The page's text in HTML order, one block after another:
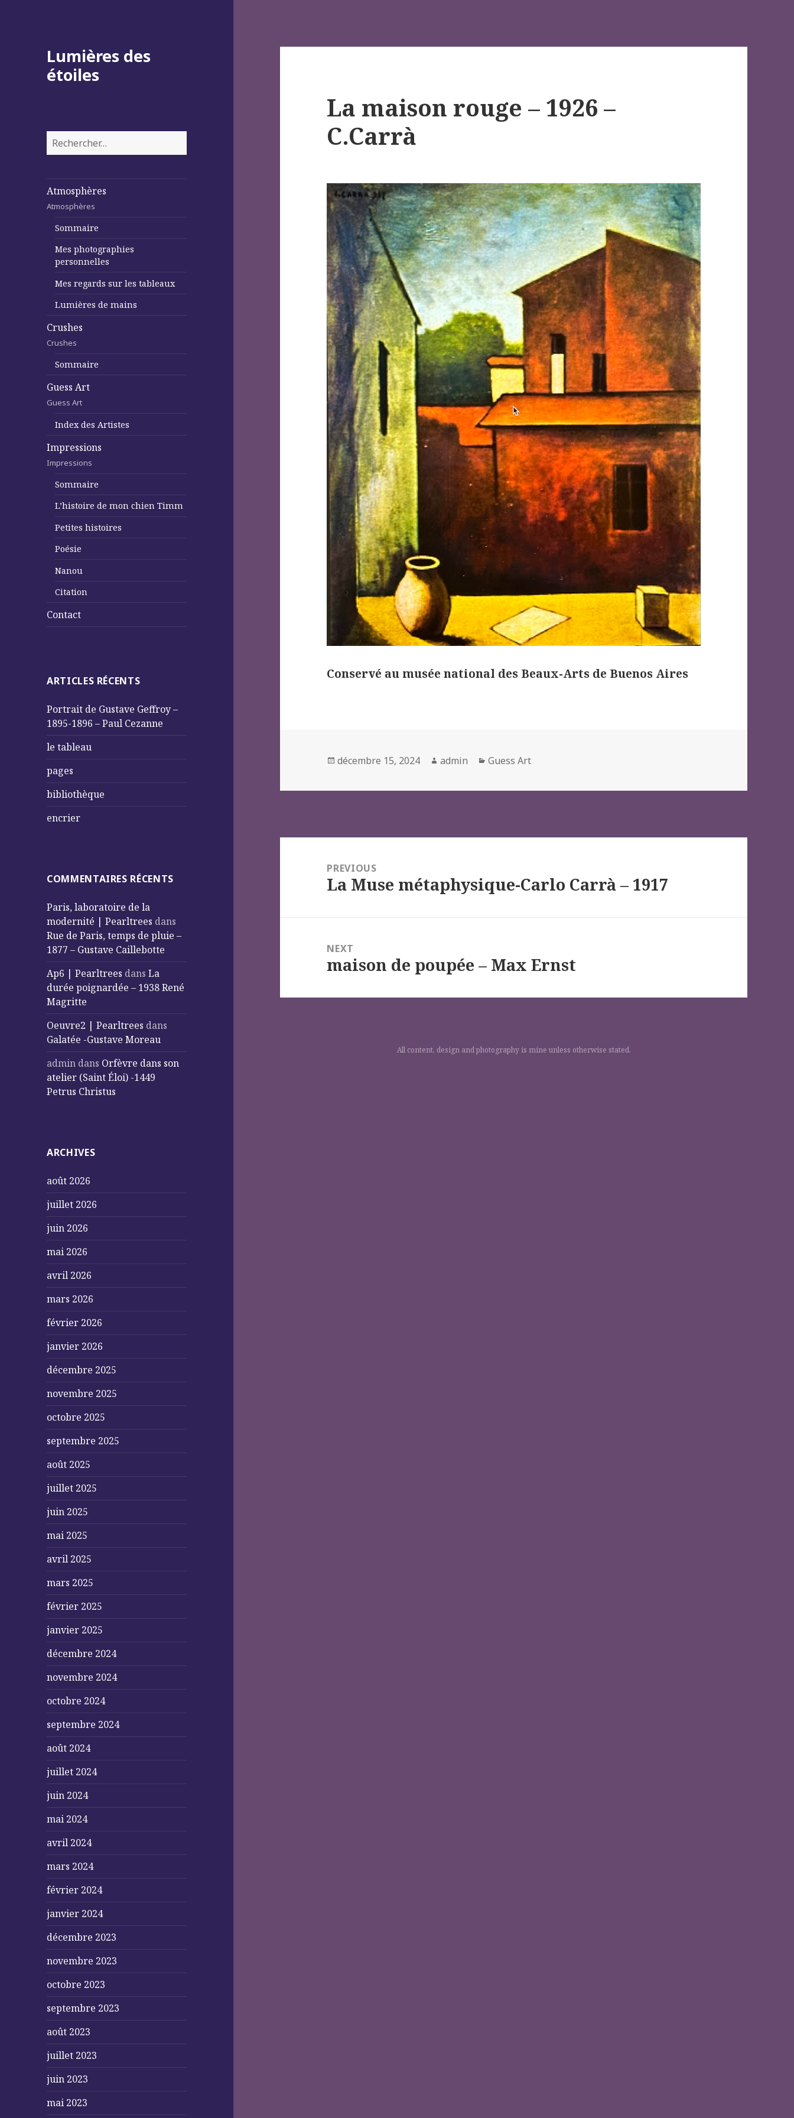
Lumières des
étoiles
Rechercher :
Atmosphères
Atmosphères
Sommaire
Mes photographies
personnelles
Mes regards sur les tableaux
Lumières de mains
Crushes
Crushes
Sommaire
Guess Art
Guess Art
Index des Artistes
Impressions
Impressions
Sommaire
L’histoire de mon chien Timm
Petites histoires
Poésie
Nanou
Citation
Contact
ARTICLES RÉCENTS
Portrait de Gustave Geffroy –
1895-1896 – Paul Cezanne
le tableau
pages
bibliothèque
encrier
COMMENTAIRES RÉCENTS
Paris, laboratoire de la
modernité | Pearltrees dans
Rue de Paris, temps de pluie –
1877 – Gustave Caillebotte
Ap6 | Pearltrees dansLa
durée poignardée – 1938 René
Magritte
Oeuvre2 | Pearltrees dans
Galatée -Gustave Moreau
admin dans Orfèvre dans son
atelier (Saint Éloi) -1449
Petrus Christus
ARCHIVES
août 2026
juillet 2026
juin 2026
mai 2026
avril 2026
mars 2026
février 2026
janvier 2026
décembre 2025
novembre 2025
octobre 2025
septembre 2025
août 2025
juillet 2025
juin 2025
mai 2025
avril 2025
mars 2025
février 2025
janvier 2025
décembre 2024
novembre 2024
octobre 2024
septembre 2024
août 2024
juillet 2024
juin 2024
mai 2024
avril 2024
mars 2024
février 2024
janvier 2024
décembre 2023
novembre 2023
octobre 2023
septembre 2023
août 2023
juillet 2023
juin 2023
mai 2023
La maison rouge – 1926 –
C.Carrà
Conservé au musée national des Beaux-Arts de Buenos Aires
Posted
décembre 15, 2024 Author
admin Categories
Guess Art
l’article
PREVIOUS
Previous
La Muse métaphysique-Carlo Carrà – 1917
NEXT
Next
maison de poupée – Max Ernst
All content, design and photography is mine unless otherwise stated.